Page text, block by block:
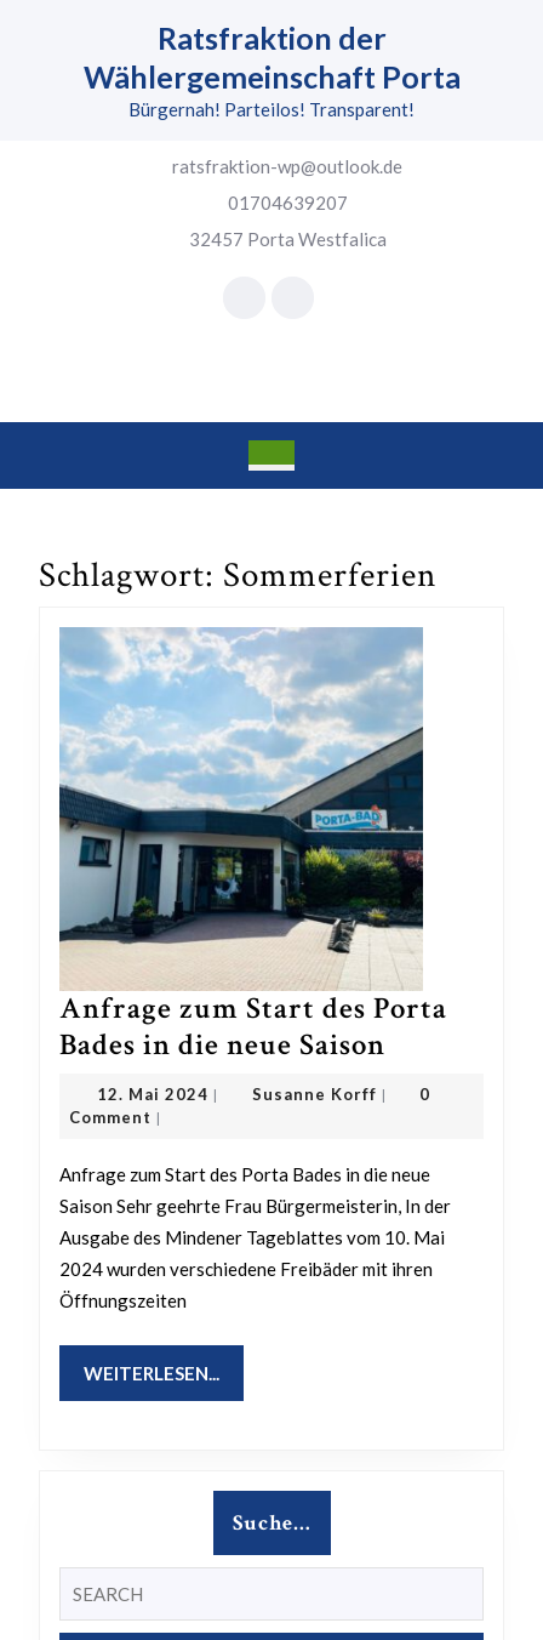
Ratsfraktion der
Wählergemeinschaft Porta
Bürgernah! Parteilos! Transparent!
ratsfraktion-wp@outlook.de
01704639207
32457 Porta Westfalica
Schlagwort: Sommerferien
Anfrage zum Start des Porta
Bades in die neue Saison
zum
Porta
Bades
in
12. Mai 2024 12.
| Susanne KorffSusanne
|
0
Comment |
Anfrage zum Start des Porta Bades in die neue
Saison Sehr geehrte Frau Bürgermeisterin, In der
Ausgabe des Mindener Tageblattes vom 10. Mai
2024 wurden verschiedene Freibäder mit ihren
Öffnungszeiten
WEITERLESEN...
Suche…
for: